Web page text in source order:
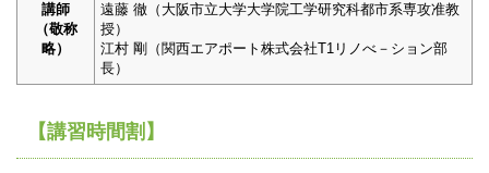
講師
（敬称
略）
遠藤 徹（大阪市立大学大学院工学研究科都市系専攻准教
授）
江村 剛（関西エアポート株式会社T1リノべ－ション部
長）
【講習時間割】